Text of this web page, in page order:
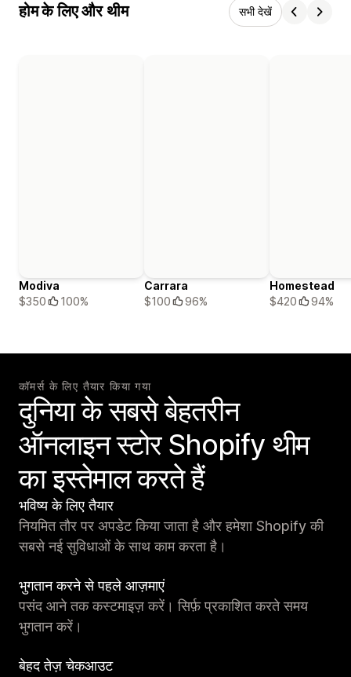
होम के लिए और थीम सभी देखें
Modiva
$350
100%
Carrara
$100
96%
Homestead
$420
94%
कॉमर्स के लिए तैयार किया गया
दुनिया के सबसे बेहतरीन
ऑनलाइन स्टोर Shopify थीम
का इस्तेमाल करते हैं
भविष्य के लिए तैयार
नियमित तौर पर अपडेट किया जाता है और हमेशा Shopify की
सबसे नई सुविधाओं के साथ काम करता है।
भुगतान करने से पहले आज़माएं
पसंद आने तक कस्टमाइज़ करें। सिर्फ़ प्रकाशित करते समय
भुगतान करें।
बेहद तेज़ चेकआउट